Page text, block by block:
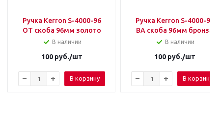
Ручка Kerron S-4000-96
ОТ скоба 96мм золото
В наличии
100руб./шт
В корзину
Ручка Kerron S-4000-96
ВА скоба 96мм бронза
В наличии
100руб./шт
В корзину